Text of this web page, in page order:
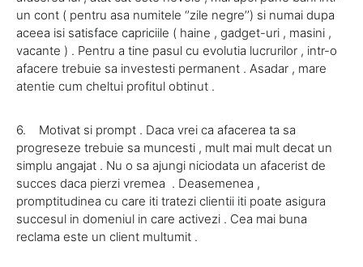
un cont ( pentru asa numitele ‘’zile negre’’) si numai dupa
aceea isi satisface capriciile ( haine , gadget-uri , masini ,
vacante ) . Pentru a tine pasul cu evolutia lucrurilor , intr-o
afacere trebuie sa investesti permanent . Asadar , mare
atentie cum cheltui profitul obtinut .
6. Motivat si prompt . Daca vrei ca afacerea ta sa
progreseze trebuie sa muncesti , mult mai mult decat un
simplu angajat . Nu o sa ajungi niciodata un afacerist de
succes daca pierzi vremea . Deasemenea ,
promptitudinea cu care iti tratezi clientii iti poate asigura
succesul in domeniul in care activezi . Cea mai buna
reclama este un client multumit .